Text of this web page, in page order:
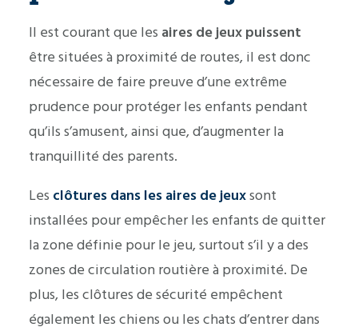
Il est courant que les aires de jeux puissent
être situées à proximité de routes, il est donc
nécessaire de faire preuve d’une extrême
prudence pour protéger les enfants pendant
qu’ils s’amusent, ainsi que, d’augmenter la
tranquillité des parents.
Les clôtures dans les aires de jeuxsont
installées pour empêcher les enfants de quitter
la zone définie pour le jeu, surtout s’il y a des
zones de circulation routière à proximité. De
plus, les clôtures de sécurité empêchent
également les chiens ou les chats d’entrer dans